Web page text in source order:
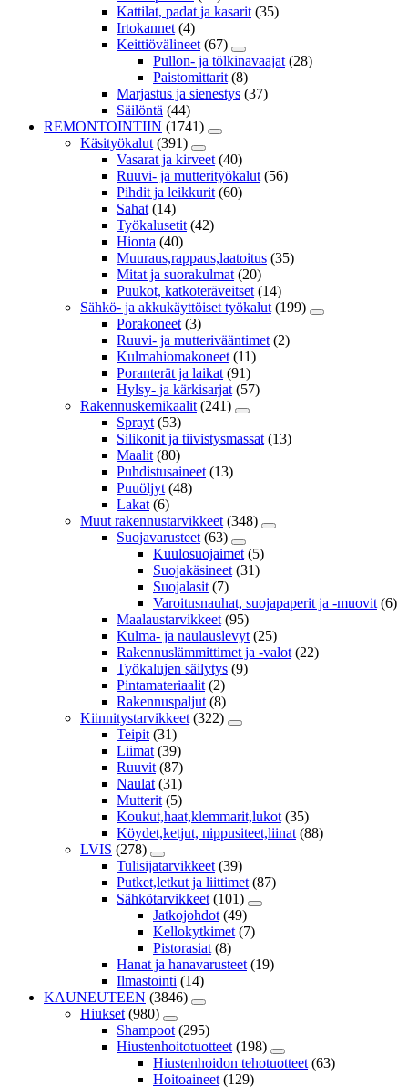
Kattilat, padat ja kasarit (35)
Irtokannet (4)
Keittiövälineet (67)
Pullon- ja tölkinavaajat (28)
Paistomittarit (8)
Marjastus ja sienestys (37)
Säilöntä (44)
REMONTOINTIIN (1741)
Käsityökalut (391)
Vasarat ja kirveet (40)
Ruuvi- ja mutterityökalut (56)
Pihdit ja leikkurit (60)
Sahat (14)
Työkalusetit (42)
Hionta (40)
Muuraus,rappaus,laatoitus (35)
Mitat ja suorakulmat (20)
Puukot, katkoteräveitset (14)
Sähkö- ja akkukäyttöiset työkalut (199)
Porakoneet (3)
Ruuvi- ja mutterivääntimet (2)
Kulmahiomakoneet (11)
Poranterät ja laikat (91)
Hylsy- ja kärkisarjat (57)
Rakennuskemikaalit (241)
Sprayt (53)
Silikonit ja tiivistysmassat (13)
Maalit (80)
Puhdistusaineet (13)
Puuöljyt (48)
Lakat (6)
Muut rakennustarvikkeet (348)
Suojavarusteet (63)
Kuulosuojaimet (5)
Suojakäsineet (31)
Suojalasit (7)
Varoitusnauhat, suojapaperit ja -muovit (6)
Maalaustarvikkeet (95)
Kulma- ja naulauslevyt (25)
Rakennuslämmittimet ja -valot (22)
Työkalujen säilytys (9)
Pintamateriaalit (2)
Rakennuspaljut (8)
Kiinnitystarvikkeet (322)
Teipit (31)
Liimat (39)
Ruuvit (87)
Naulat (31)
Mutterit (5)
Koukut,haat,klemmarit,lukot (35)
Köydet,ketjut, nippusiteet,liinat (88)
LVIS (278)
Tulisijatarvikkeet (39)
Putket,letkut ja liittimet (87)
Sähkötarvikkeet (101)
Jatkojohdot (49)
Kellokytkimet (7)
Pistorasiat (8)
Hanat ja hanavarusteet (19)
Ilmastointi (14)
KAUNEUTEEN (3846)
Hiukset (980)
Shampoot (295)
Hiustenhoitotuotteet (198)
Hiustenhoidon tehotuotteet (63)
Hoitoaineet (129)